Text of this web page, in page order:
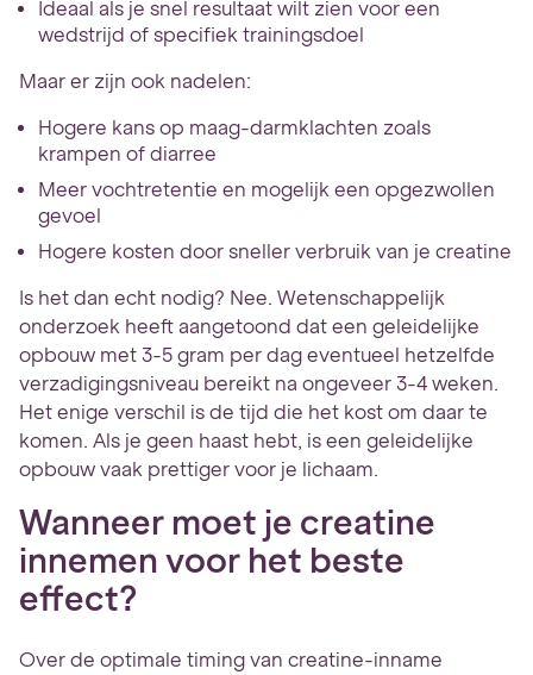
Ideaal als je snel resultaat wilt zien voor een
wedstrijd of specifiek trainingsdoel
Maar er zijn ook nadelen:
Hogere kans op maag-darmklachten zoals
krampen of diarree
Meer vochtretentie en mogelijk een opgezwollen
gevoel
Hogere kosten door sneller verbruik van je creatine
Is het dan echt nodig? Nee. Wetenschappelijk
onderzoek heeft aangetoond dat een geleidelijke
opbouw met 3-5 gram per dag eventueel hetzelfde
verzadigingsniveau bereikt na ongeveer 3-4 weken.
Het enige verschil is de tijd die het kost om daar te
komen. Als je geen haast hebt, is een geleidelijke
opbouw vaak prettiger voor je lichaam.
Wanneer moet je creatine
innemen voor het beste
effect?
Over de optimale timing van creatine-inname